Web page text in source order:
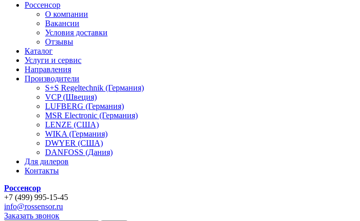
Россенсор
О компании
Вакансии
Условия доставки
Отзывы
Каталог
Услуги и сервис
Направления
Производители
S+S Regeltechnik (Германия)
VCP (Швеция)
LUFBERG (Германия)
MSR Electronic (Германия)
LENZE (США)
WIKA (Германия)
DWYER (США)
DANFOSS (Дания)
Для дилеров
Контакты
Россенсор
+7 (499) 995-15-45
info@rossensor.ru
Заказать звонок